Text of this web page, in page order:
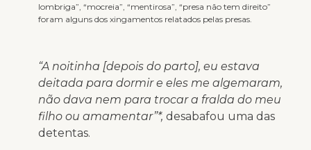
lombriga”, “mocreia”, “mentirosa”, “presa não tem direito”
foram alguns dos xingamentos relatados pelas presas.
“A noitinha [depois do parto], eu estava
deitada para dormir e eles me algemaram,
não dava nem para trocar a fralda do meu
filho ou amamentar”*, desabafou uma das
detentas.